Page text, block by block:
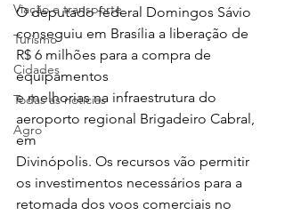
Viação e transporte
Turismo
Cidades
Todas as notícias
Agro
O deputado federal Domingos Sávio
conseguiu em Brasília a liberação de
R$ 6 milhões para a compra de
equipamentos
e melhorias na infraestrutura do
aeroporto regional Brigadeiro Cabral,
em
Divinópolis. Os recursos vão permitir
os investimentos necessários para a
retomada dos voos comerciais no